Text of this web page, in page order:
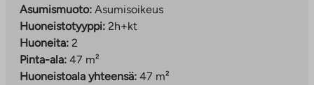
Asumismuoto: Asumisoikeus
Huoneistotyyppi: 2h+kt
Huoneita: 2
Pinta-ala: 47 m²
Huoneistoala yhteensä: 47 m²